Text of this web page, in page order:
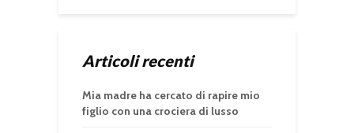
Articoli recenti
Mia madre ha cercato di rapire mio
figlio con una crociera di lusso